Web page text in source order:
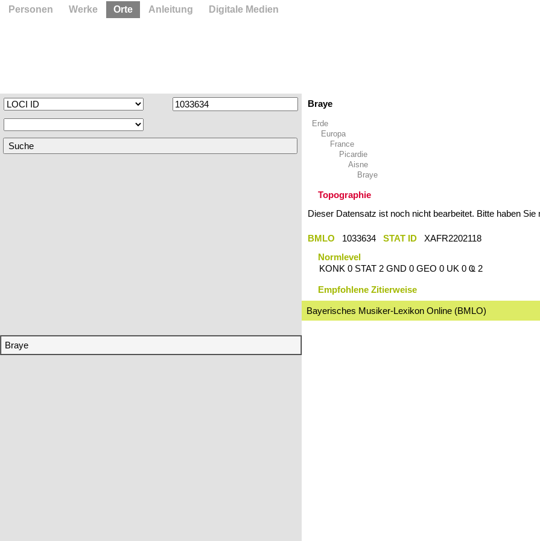
Braye
Braye
Erde
Europa
France
Picardie
Aisne
Braye
Topographie
Dieser Datensatz ist noch nicht bearbeitet. Bitte haben Sie
BMLO 1033634 STAT ID
XAFR2202118
Normlevel
KONK 0 STAT 2 GND 0 GEO 0 UK 0 Ҩ 2
Empfohlene Zitierweise
Bayerisches Musiker-Lexikon Online (BMLO)
Personen Werke Orte Anleitung Digitale Medien